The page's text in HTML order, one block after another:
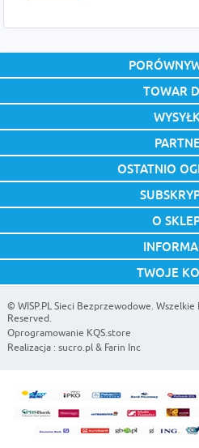
TOWAR
OSTATNIO
O
TWOJE
© WISP.PL Sieci Bezprzewodowe. Wszelkie
Reserved.
Oprogramowanie KQS.store
Realizacja : sucro.pl& Farin Inc